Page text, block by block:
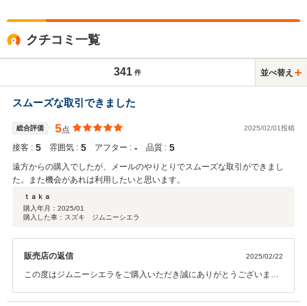
クチコミ一覧
341 件 並べ替え
スムーズな取引できました
総合評価 5点 2025/02/01投稿
接客 : 5 雰囲気 : 5 アフター : ‐ 品質 : 5
遠方からの購入でしたが、メールのやりとりでスムーズな取引ができまし
た。また機会があれは利用したいと思います。
ｔａｋａ
購入年月： 2025/01
購入した車：スズキ ジムニーシエラ
販売店の返信 2025/02/22
この度はジムニーシエラをご購入いただき誠にありがとうございまし
ライフをお楽しみいただけますと幸いです。また機会がありましたら